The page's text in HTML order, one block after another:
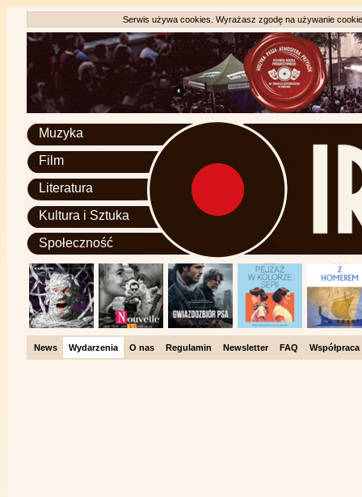
Serwis używa cookies. Wyrażasz zgodę na używanie
Muzyka
Film
Literatura
Kultura i Sztuka
Społeczność
News Wydarzenia O nas Regulamin Newsletter FAQ Współpraca